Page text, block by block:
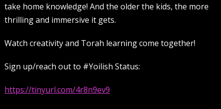
take home knowledge! And the older the kids, the more
thrilling and immersive it gets.
Watch creativity and Torah learning come together!
Sign up/reach out to #Yoilish Status:
https://tinyurl.com/4r8n9ev9